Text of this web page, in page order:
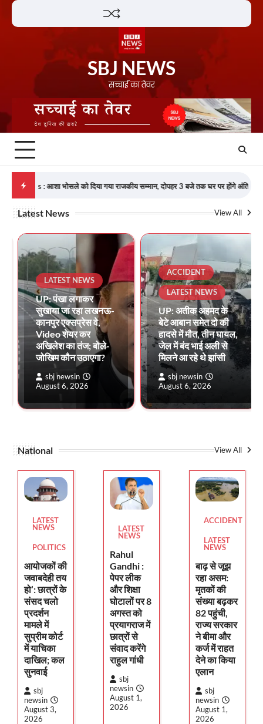
SBJ NEWS
सच्चाई का तेवर
दिया गया राजकीय सम्मान, दोपहर 3 बजे तक घर पर होंगे अंतिम दर्शन 3
Latest News View All
LATEST NEWS
UP: पंखा लगाकर
सुखाया जा रहा लखनऊ-
कानपुर एक्सप्रेस वे,
Video शेयर कर
अखिलेश का तंज; बोले-
जोखिम कौन उठाएगा?
sbj newsin
August 6, 2026
ACCIDENT
LATEST NEWS
UP: अतीक अहमद के
बेटे आबान समेत दो की
हादसे में मौत, तीन घायल,
जेल में बंद भाई अली से
मिलने आ रहे थे झांसी
sbj newsin
August 6, 2026
National View All
LATEST
NEWS
POLITICS
आयोजकों की
जवाबदेही तय
हो’: छात्रों के
संसद चलो
प्रदर्शन
मामले में
सुप्रीम कोर्ट
में याचिका
दाखिल; कल
सुनवाई
sbj
newsin
August 3,
2026
LATEST
NEWS
Rahul
Gandhi :
पेपर लीक
और शिक्षा
घोटालों पर 8
अगस्त को
प्रयागराज में
छात्रों से
संवाद करेंगे
राहुल गांधी
sbj
newsin
August 1,
2026
ACCIDENT
LATEST
NEWS
बाढ़ से जूझ
रहा असम:
मृतकों की
संख्या बढ़कर
82 पहुंची,
राज्य सरकार
ने बीमा और
कर्ज में राहत
देने का किया
एलान
sbj
newsin
August 1,
2026